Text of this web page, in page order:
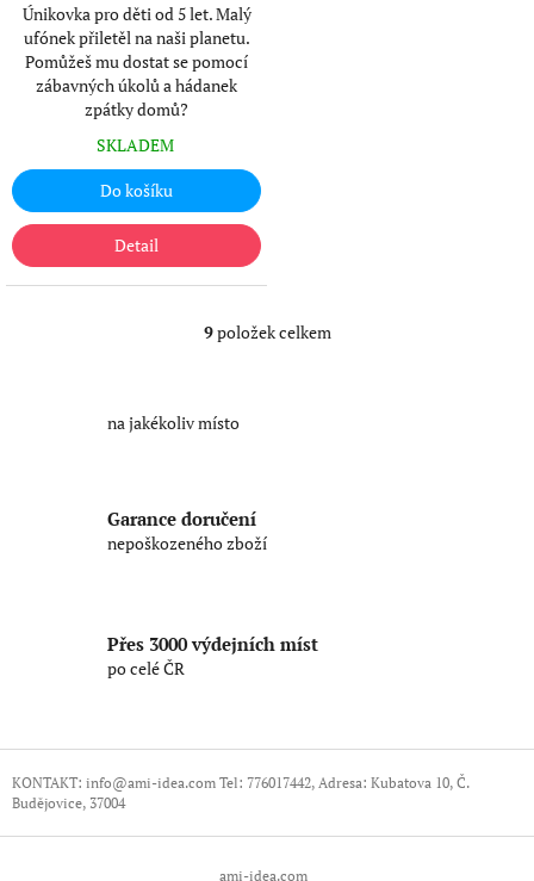
Únikovka pro děti od 5 let. Malý
ufónek přiletěl na naši planetu.
Pomůžeš mu dostat se pomocí
zábavných úkolů a hádanek
zpátky domů?
SKLADEM
Do košíku
Detail
O
r
v
ý
u
9položek celkem
na jakékoliv místo
Garance doručení
nepoškozeného zboží
Přes 3000 výdejních míst
po celé ČR
á
p
a
KONTAKT: info@ami-idea.com Tel: 776017442, Adresa: Kubatova 10, Č.
Budějovice, 37004
ami-idea.com